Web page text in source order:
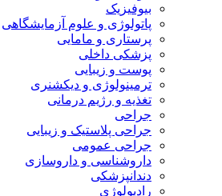
بیوفیزیک
پاتولوژی و علوم آزمایشگاهی
پرستاری و مامایی
پزشکی داخلی
پوست و زیبایی
ترمینولوژی و دیکشنری
تغذیه و رژیم درمانی
جراحی
جراحی پلاستیک و زیبایی
جراحی عمومی
داروشناسی و داروسازی
دندانپزشکی
رادیولوژی